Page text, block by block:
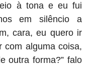
à tona e eu fui
em silêncio a
cara, eu quero ir
com alguma coisa,
outra forma?” falo